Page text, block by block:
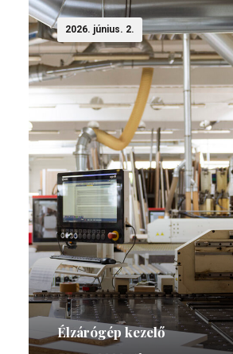
2026. június. 2.
Élzárógép kezelő